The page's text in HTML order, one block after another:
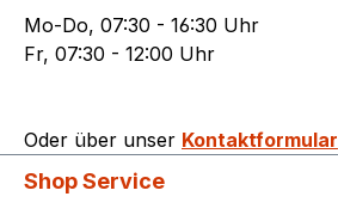
Mo-Do, 07:30 - 16:30 Uhr
Fr, 07:30 - 12:00 Uhr
Oder über unser Kontaktformular
Shop Service